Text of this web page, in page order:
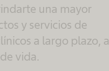
una mayor
y servicios de
a largo plazo, a
vida.